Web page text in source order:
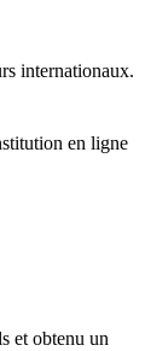
internationaux.
en ligne
et obtenu un